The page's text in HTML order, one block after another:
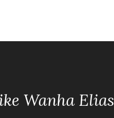
Wanha Elias